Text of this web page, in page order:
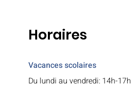
Horaires
Vacances scolaires
Du lundi au vendredi: 14h-17h